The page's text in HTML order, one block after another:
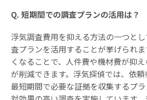
Q. 短期間での調査プランの活用は？
浮気調査費用を抑える方法の一つと
査プランを活用することが挙げられ
くなることで、人件費や機材費が抑
が削減できます。浮気探偵では、依
最短期間で必要な証拠を収集するプ